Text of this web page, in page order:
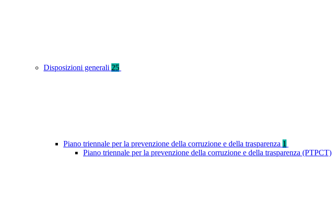
Disposizioni generali 25
Piano triennale per la prevenzione della corruzione e della trasparenza 1
Piano triennale per la prevenzione della corruzione e della trasparenza (PTPCT)